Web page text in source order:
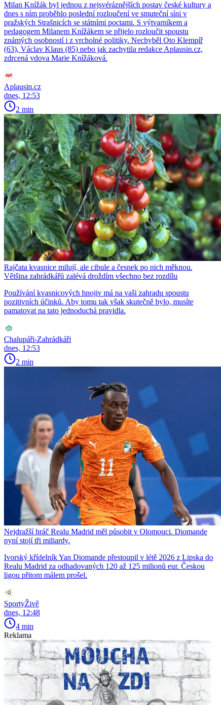
Milan Knížák byl jednou z nejsvéráznějších postav české kultury a
dnes s ním proběhlo poslední rozloučení ve smuteční síni v
pražských Strašnicích se státními poctami. S výtvarníkem a
pedagogem Milanem Knížákem se přijelo rozloučit spoustu
známých osobností i z vrcholné politiky. Nechyběl Oto Klempíř
(63), Václav Klaus (85) nebo jak zachytila redakce Aplausin.cz,
zdrcená vdova Marie Knížáková.
Aplausin.cz
dnes, 12:53
2 min
Rajčata kvasnice milují, ale cibule a česnek po nich měknou.
Většina zahrádkářů zalévá droždím všechno bez rozdílu
Používání kvasnicových hnojiv má na vaši zahradu spoustu
pozitivních účinků. Aby tomu tak však skutečně bylo, musíte
pamatovat na tato jednoduchá pravidla.
Chalupáři-Zahrádkáři
dnes, 12:53
2 min
Nejdražší hráč Realu Madrid měl působit v Olomouci. Diomande
nyní stojí tři miliardy.
Ivorský křídelník Yan Diomande přestoupil v létě 2026 z Lipska do
Realu Madrid za odhadovaných 120 až 125 milionů eur. Českou
ligou přitom málem prošel.
SportyŽivě
dnes, 12:48
4 min
Reklama